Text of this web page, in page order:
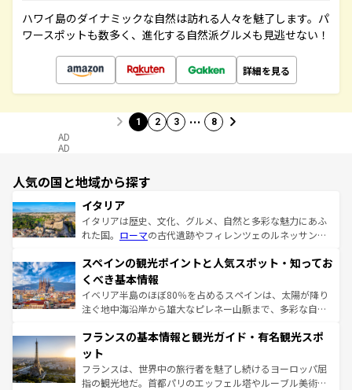
ハワイ島のダイナミックな自然は訪れる人々を魅了します。パ
ワースポットも数多く、進化する自然派グルメも見逃せない！
詳細を見る
1 2 3 … 8
AD
AD
人気の国と地域から探す
イタリア
イタリアは歴史、文化、グルメ、自然と多彩な魅力にあふ
れた国。 ローマの古代遺跡やフィレンツェのルネッサンス
ろん、トスカーナの美しい田園風景やアマルフィ海岸の絶
景など、自然景観も見逃せない。観光の合間には、本場の
ピザやパスタなど、絶品のイタリア料理を堪能することも
できる。朝目覚めてから夜眠るまで、すべての瞬間を楽し
なお、新着のイタリア情報はコンテンツ一覧を参照してほ
しい。
スペインの観光ポイントと人気スポット・知ってお
くべき基本情報
イベリア半島のほぼ80％を占めるスペインは、太陽が降り
注ぐ地中海沿岸から雄大なピレネー山脈まで、多彩な自然
文化が根付くこの国では、情熱的なフラメンコ、熱気あふ
れる闘牛、そして美味しいタパスが生活の一部となってい
る。首都マドリードの洗練された雰囲気や、バルセロナの
アートに溢れた街角から、地方では古代ローマ遺跡や中世
フランスの基本情報と観光ガイド・有名観光スポ
ット
フランスは、世界中の旅行者を魅了し続けるヨーロッパ屈
指の観光地だ。首都パリのエッフェル塔やルーブル美術館